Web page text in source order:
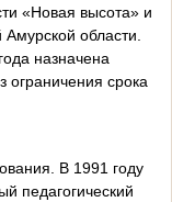
«Новая высота» и
области.
назначена
ограничения срока
В 1991 году
педагогический